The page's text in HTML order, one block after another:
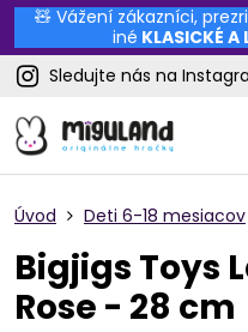
🧸 Vážení zákazníci,
iné KLASICKÉ A
Sledujte nás na
Úvod Deti 6-18 mesiacov
Bigjigs Toys
Rose - 28 cm